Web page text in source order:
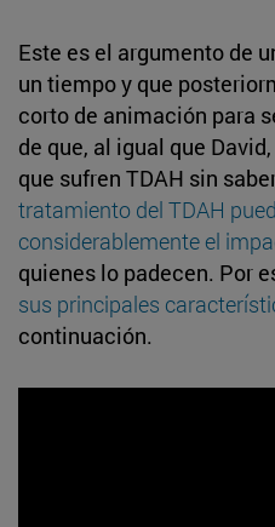
Este es el argumento de
un tiempo y que
corto de animación para
de que, al igual que
que sufren TDAH sin
tratamiento del TDAH
considerablemente el
quienes lo padecen. Por
sus principales
continuación.